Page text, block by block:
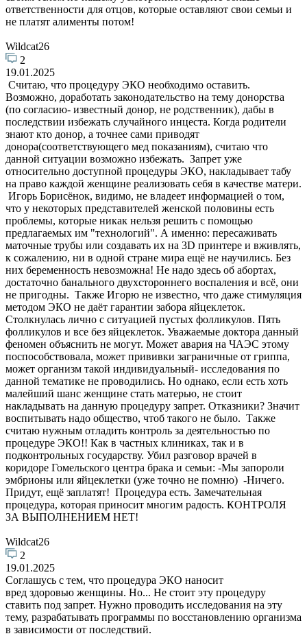
ответственности для отцов, которые оставляют свои семьи и
не платят алименты потом!
Wildcat26
2
19.01.2025
Считаю, что процедуру ЭКО необходимо оставить.
Возможно, доработать законодательство на тему донорства
(по согласию- известный донор, не родственник), дабы в
последствии избежать случайного инцеста. Когда родители
знают кто донор, а точнее сами приводят
донора(соответствующего мед показаниям), считаю что
данной ситуации возможно избежать. Запрет уже
относительно доступной процедуры ЭКО, накладывает табу
на право каждой женщине реализовать себя в качестве матери.
Игорь Борисëнок, видимо, не владеет информацией о том,
что у некоторых представителей женской половины есть
проблемы, которые никак нельзя решить с помощью
предлагаемых им "технологий". А именно: пересаживать
маточные трубы или создавать их на 3D принтере и вживлять,
к сожалению, ни в одной стране мира ещё не научились. Без
них беременность невозможна! Не надо здесь об абортах,
достаточно банального двухстороннего воспаления и всё, они
не пригодны. Также Игорю не известно, что даже стимуляция
методом ЭКО не даёт гарантии забора яйцеклеток.
Столкнулась лично с ситуацией пустых фолликулов. Пять
фолликулов и все без яйцеклеток. Уважаемые доктора данный
феномен объяснить не могут. Может авария на ЧАЭС этому
поспособствовала, может прививки заграничные от гриппа,
может организм такой индивидуальный- исследования по
данной тематике не проводились. Но однако, если есть хоть
малейший шанс женщине стать матерью, не стоит
накладывать на данную процедуру запрет. Отказники? Значит
воспитывать надо общество, чтоб такого не было. Также
считаю нужным отладить контроль за деятельностью по
процедуре ЭКО!! Как в частных клиниках, так и в
подконтрольных государству. Убил разговор врачей в
коридоре Гомельского центра брака и семьи: -Мы запороли
эмбрионы или яйцеклетки (уже точно не помню) -Ничего.
Придут, ещё заплатят! Процедура есть. Замечательная
процедура, которая приносит многим радость. КОНТРОЛЯ
ЗА ВЫПОЛНЕНИЕМ НЕТ!
Wildcat26
2
19.01.2025
Соглашусь с тем, что процедура ЭКО наносит
вред здоровью женщины. Но... Не стоит эту процедуру
ставить под запрет. Нужно проводить исследования на эту
тему, разрабатывать программы по восстановлению организма
в зависимости от последствий.